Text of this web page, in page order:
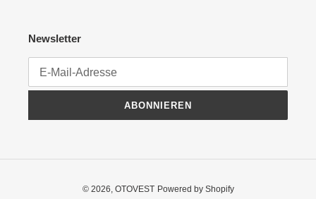
Newsletter
ABONNIEREN
© 2026, OTOVEST Powered by Shopify